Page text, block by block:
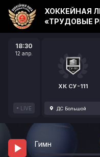
18:30
12 апр.
LIVE
ХК СУ-111
ДС Большой
ХОККЕЙНАЯ
«ТРУДОВЫЕ
Гимн